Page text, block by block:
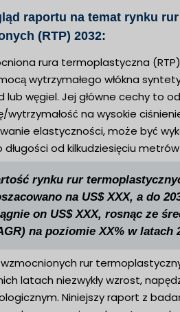
raportu na temat rynku
(RTP) 2032:
rura termoplastyczna
wytrzymałego włókna
lub węgiel. Jej główne cechy to
wytrzymałość na wysokie
elastyczności, może być
długości od kilkudziesięciu
rynku rur
na US$ XXX, a do
on US$ XXX, rosnąc ze
na poziomie XX% w latach
wzmocnionych rur
latach niezwykły wzrost,
Niniejszy raport z